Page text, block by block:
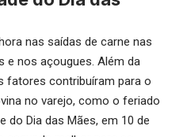
nas saídas de carne nas
e nos açougues. Além da
fatores contribuíram para o
no varejo, como o feriado
do Dia das Mães, em 10 de